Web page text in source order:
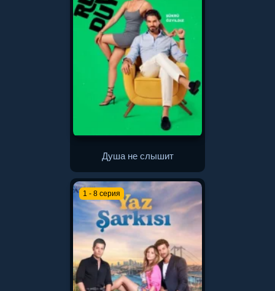
Душа не слышит
1 - 8 серия